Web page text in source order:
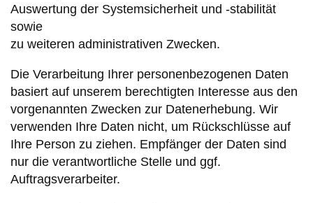
Auswertung der Systemsicherheit und -stabilität
sowie
zu weiteren administrativen Zwecken.
Die Verarbeitung Ihrer personenbezogenen Daten
basiert auf unserem berechtigten Interesse aus den
vorgenannten Zwecken zur Datenerhebung. Wir
verwenden Ihre Daten nicht, um Rückschlüsse auf
Ihre Person zu ziehen. Empfänger der Daten sind
nur die verantwortliche Stelle und ggf.
Auftragsverarbeiter.